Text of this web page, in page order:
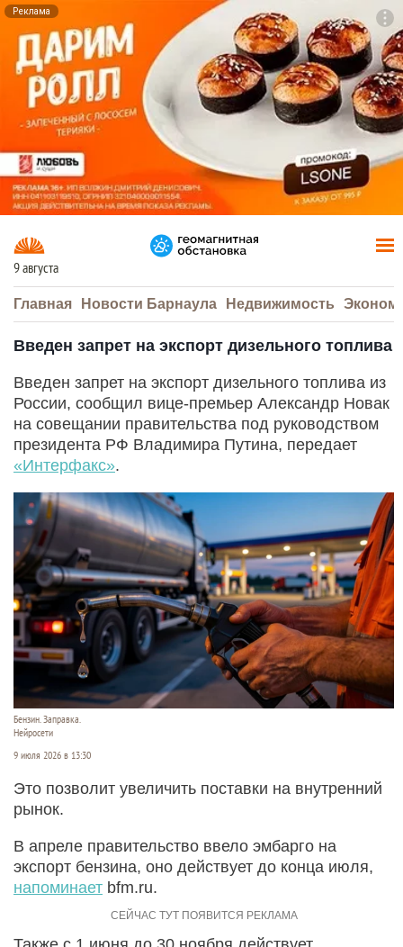
Реклама
9 августа
Главная Новости Барнаула Недвижимость
Введен запрет на экспорт дизельного топлива
Введен запрет на экспорт дизельного топлива из
России, сообщил вице-премьер Александр Новак
на совещании правительства под руководством
президента РФ Владимира Путина, передает
«Интерфакс».
Бензин. Заправка.
Нейросети
9 июля 2026 в 13:30
Это позволит увеличить поставки на внутренний
рынок.
В апреле правительство ввело эмбарго на
экспорт бензина, оно действует до конца июля,
напоминает bfm.ru.